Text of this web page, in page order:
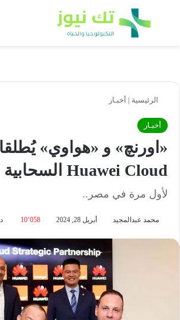
بحث عن
الرئيسية | أخبـار
أخبـار
«اورنچ» و «هواوي»
Huawei Cloud السحابية
لأول مرة في مصر..
محمد عبدالمجيد أبريل 28, 2024 10٬058